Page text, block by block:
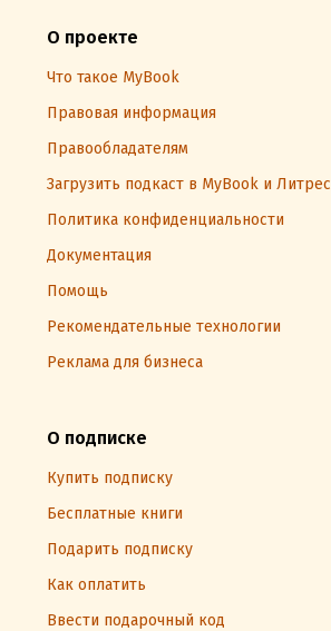
О проекте
Что такое MyBook
Правовая информация
Правообладателям
Загрузить подкаст в MyBook и Литрес
Политика конфиденциальности
Документация
Помощь
Рекомендательные технологии
Реклама для бизнеса
О подписке
Купить подписку
Бесплатные книги
Подарить подписку
Как оплатить
Ввести подарочный код